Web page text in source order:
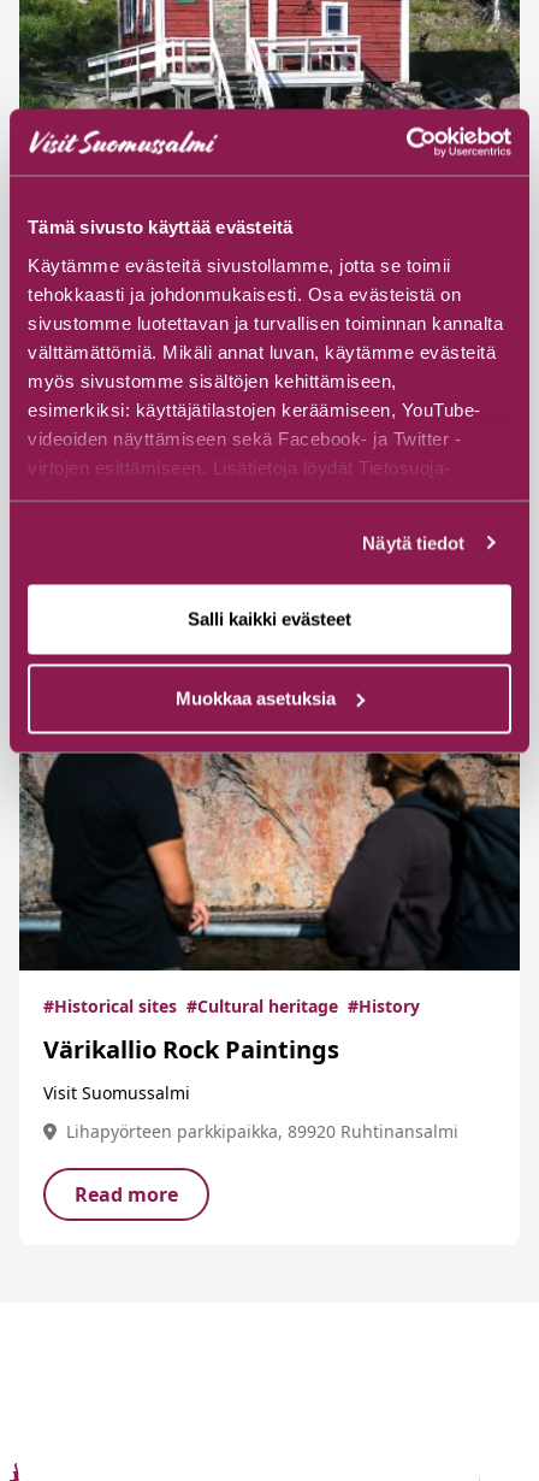
Tämä sivusto käyttää evästeitä
Käytämme evästeitä sivustollamme, jotta se toimii
tehokkaasti ja johdonmukaisesti. Osa evästeistä on
sivustomme luotettavan ja turvallisen toiminnan kannalta
välttämättömiä. Mikäli annat luvan, käytämme evästeitä
myös sivustomme sisältöjen kehittämiseen,
esimerkiksi: käyttäjätilastojen keräämiseen, YouTube-
videoiden näyttämiseen sekä Facebook- ja Twitter -
virtojen esittämiseen. Lisätietoja löydät Tietosuoja-
sivuiltamme.
Näytä tiedot
Salli kaikki evästeet
Muokkaa asetuksia
#Guided service #Museums & galleries
#Cultural heritage
Turjanlinna, Home of Author Ilmari
Kianto
Visit Suomussalmi
Viitostie 243, 89600 Suomussalmi
Read more
#Historical sites #Cultural heritage #History
Värikallio Rock Paintings
Visit Suomussalmi
Lihapyörteen parkkipaikka, 89920 Ruhtinansalmi
Read more